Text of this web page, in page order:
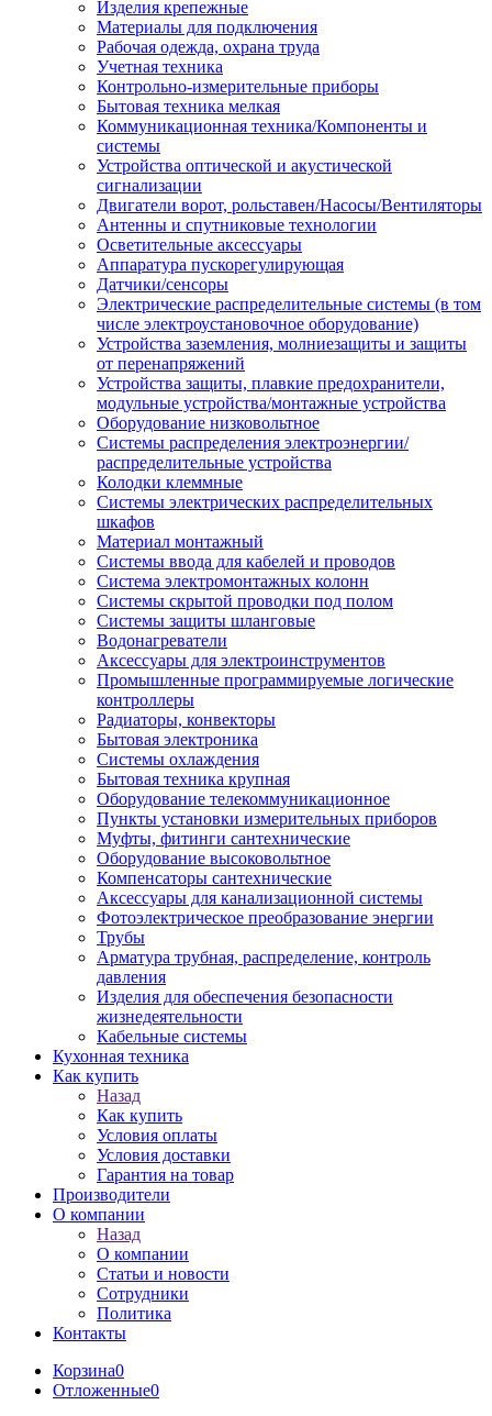
Изделия крепежные
Материалы для подключения
Рабочая одежда, охрана труда
Учетная техника
Контрольно-измерительные приборы
Бытовая техника мелкая
Коммуникационная техника/Компоненты и
системы
Устройства оптической и акустической
сигнализации
Двигатели ворот, рольставен/Насосы/Вентиляторы
Антенны и спутниковые технологии
Осветительные аксессуары
Аппаратура пускорегулирующая
Датчики/сенсоры
Электрические распределительные системы (в том
числе электроустановочное оборудование)
Устройства заземления, молниезащиты и защиты
от перенапряжений
Устройства защиты, плавкие предохранители,
модульные устройства/монтажные устройства
Оборудование низковольтное
Системы распределения электроэнергии/
распределительные устройства
Колодки клеммные
Системы электрических распределительных
шкафов
Материал монтажный
Системы ввода для кабелей и проводов
Система электромонтажных колонн
Системы скрытой проводки под полом
Системы защиты шланговые
Водонагреватели
Аксессуары для электроинструментов
Промышленные программируемые логические
контроллеры
Радиаторы, конвекторы
Бытовая электроника
Системы охлаждения
Бытовая техника крупная
Оборудование телекоммуникационное
Пункты установки измерительных приборов
Муфты, фитинги сантехнические
Оборудование высоковольтное
Компенсаторы сантехнические
Аксессуары для канализационной системы
Фотоэлектрическое преобразование энергии
Трубы
Арматура трубная, распределение, контроль
давления
Изделия для обеспечения безопасности
жизнедеятельности
Кабельные системы
Кухонная техника
Как купить
Назад
Как купить
Условия оплаты
Условия доставки
Гарантия на товар
Производители
О компании
Назад
О компании
Статьи и новости
Сотрудники
Политика
Контакты
Корзина0
Отложенные0